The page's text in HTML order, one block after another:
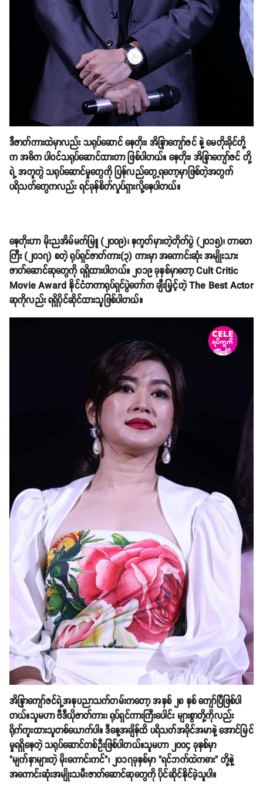
ဒီဇာတ်ကားထဲမှာလည်း သရုပ်ဆောင် နေတိုး၊ အိန္ဒြာကျော်ဇင် နဲ့ မေတိုးခိုင်တို့
က အဓိက ပါဝင်သရုပ်ဆောင်ထားတာ ဖြစ်ပါတယ်။ နေတိုး၊ အိန္ဒြာကျော်ဇင် တို့
ရဲ့ အတူတွဲ သရုပ်ဆောင်မှုတွေကို ပြန်လည်တွေ့ရတော့မှာဖြစ်တဲ့အတွက်
ပရိသတ်တွေကလည်း ရင်ခုန်စိတ်လှုပ်ရှားလို့နေပါတယ်။
နေတိုးဟာ မိုးညအိမ်မက်မြူ (၂၀၀၉)၊ နက္ခတ်မှားတဲ့တိုက်ပွဲ (၂၀၁၅)၊ တာတေ
ကြီး (၂၀၁၇) စတဲ့ ရုပ်ရှင်ဇာတ်ကား(၃) ကားမှာ အကောင်းဆုံး အမျိုးသား
ဇာတ်ဆောင်ဆုတွေကို ရရှိထားပါတယ်။ ၂၀၁၉ ခုနှစ်မှာတော့ Cult Critic
Movie Award နိုင်ငံတကာရုပ်ရှင်ပွဲတော်က ချီးမြှင့်တဲ့ The Best Actor
ဆုကိုလည်း ရရှိပိုင်ဆိုင်ထားသူဖြစ်ပါတယ်။
အိန္ဒြာကျော်ဇင်ရဲ့အနုပညာသက်တမ်းကတော့ အနှစ် ၂၈ နှစ် ကျော်ပြီဖြစ်ပါ
တယ်။သူမဟာ ဗီဒီယိုဇာတ်ကား၊ ရုပ်ရှင်ကားကြီးပေါင်း များစွာတို့ကိုလည်း
ရိုက်ကူးထားသူတစ်ယောက်ပါ။ ဒီနေ့အချိန်ထိ ပရိသတ်အခိုင်အမာနဲ့ အောင်မြင်
မှုရရှိနေတဲ့ သရုပ်ဆောင်တစ်ဦးဖြစ်ပါတယ်။သူမဟာ ၂၀၀၄ ခုနှစ်မှာ
"မျက်နှာများတဲ့ မိုးကောင်းကင်"၊ ၂၀၁၇ခုနှစ်မှာ "ရင်ဘက်ထဲကဓား" တို့နဲ့
အကောင်းဆုံးအမျိုးသမီးဇာတ်ဆောင်ဆုတွေကို ပိုင်ဆိုင်နိုင်ခဲ့သူပါ။